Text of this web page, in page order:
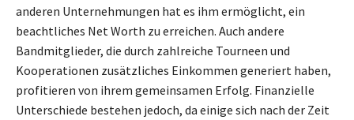
anderen Unternehmungen hat es ihm ermöglicht, ein
beachtliches Net Worth zu erreichen. Auch andere
Bandmitglieder, die durch zahlreiche Tourneen und
Kooperationen zusätzliches Einkommen generiert haben,
profitieren von ihrem gemeinsamen Erfolg. Finanzielle
Unterschiede bestehen jedoch, da einige sich nach der Zeit